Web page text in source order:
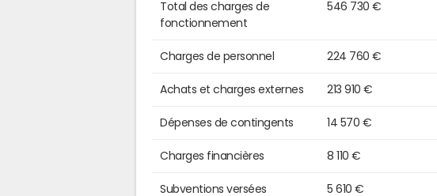
Total des charges de
fonctionnement
546 730 €
Charges de personnel 224 760 €
Achats et charges externes 213 910 €
Dépenses de contingents 14 570 €
Charges financières 8 110 €
Subventions versées 5 610 €